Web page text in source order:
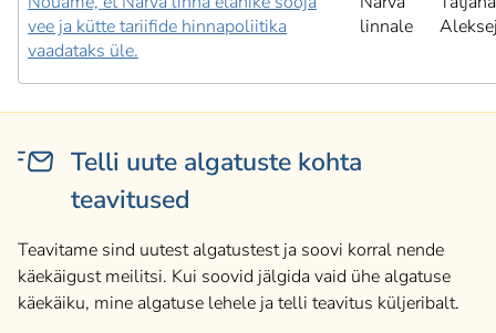
vee ja kütte tariifide hinnapoliitika
vaadataks üle.
linnale
Telli uute algatuste kohta
teavitused
Teavitame sind uutest algatustest ja soovi korral nende
käekäigust meilitsi. Kui soovid jälgida vaid ühe algatuse
käekäiku, mine algatuse lehele ja telli teavitus küljeribalt.